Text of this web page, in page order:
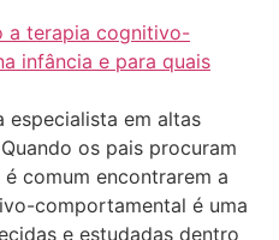
especialista em altas
os pais procuram
comum encontrarem a
comportamental é uma
e estudadas dentro